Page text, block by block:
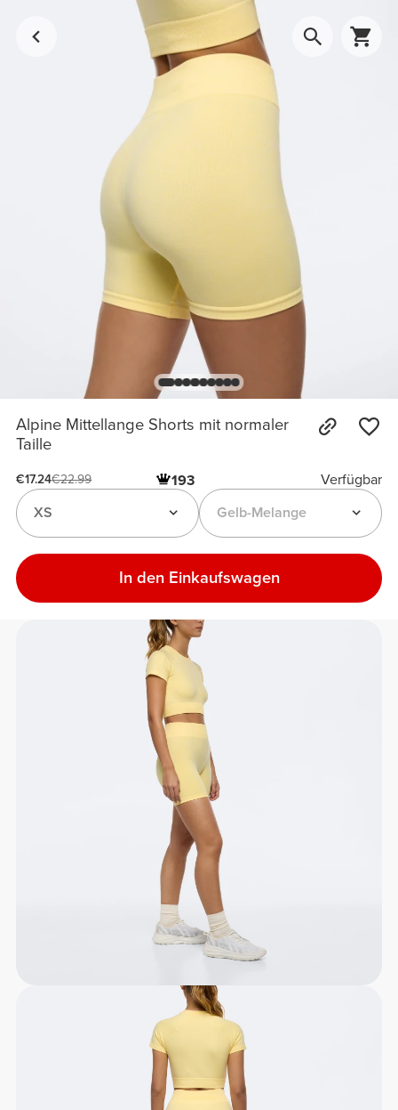
Alpine Mittellange Shorts mit normaler
Taille
€17.24€22.99 193
Verfügbar
Gelb-Melange
XS
In den Einkaufswagen